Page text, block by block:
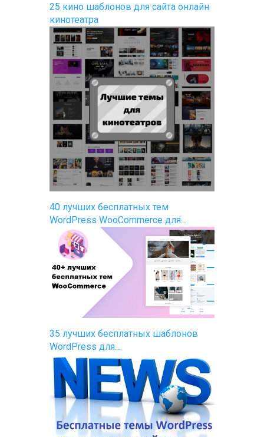
25 кино шаблонов для сайта онлайн
кинотеатра
40 лучших бесплатных тем
WordPress WooCommerce для…
35 лучших бесплатных шаблонов
WordPress для…